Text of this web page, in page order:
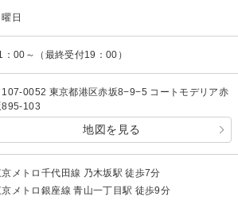
曜日
：00～（最終受付19：00）
107-0052 東京都港区赤坂8−9−5 コートモデリア赤
895-103
地図を見る
京メトロ千代田線 乃木坂駅 徒歩7分
京メトロ銀座線 青山一丁目駅 徒歩9分